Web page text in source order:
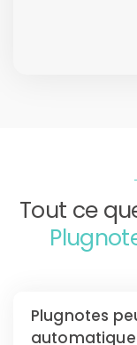
Tout ce
Plugnotes